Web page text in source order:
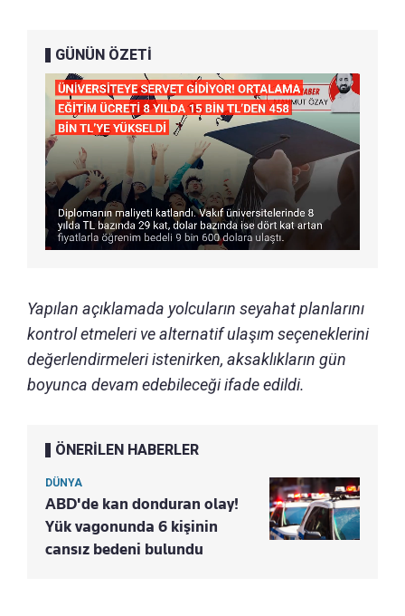
GÜNÜN ÖZETİ
Yapılan açıklamada yolcuların seyahat planlarını
kontrol etmeleri ve alternatif ulaşım seçeneklerini
değerlendirmeleri istenirken, aksaklıkların gün
boyunca devam edebileceği ifade edildi.
ÖNERİLEN HABERLER
DÜNYA
ABD'de kan donduran olay!
Yük vagonunda 6 kişinin
cansız bedeni bulundu